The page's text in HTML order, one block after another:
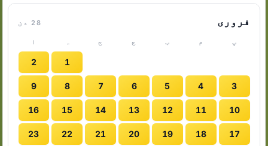
فروری 28 دن
پ م ب ج ج ہ ا
1
2
3
4
5
6
7
8
9
10
11
12
13
14
15
16
17
18
19
20
21
22
23